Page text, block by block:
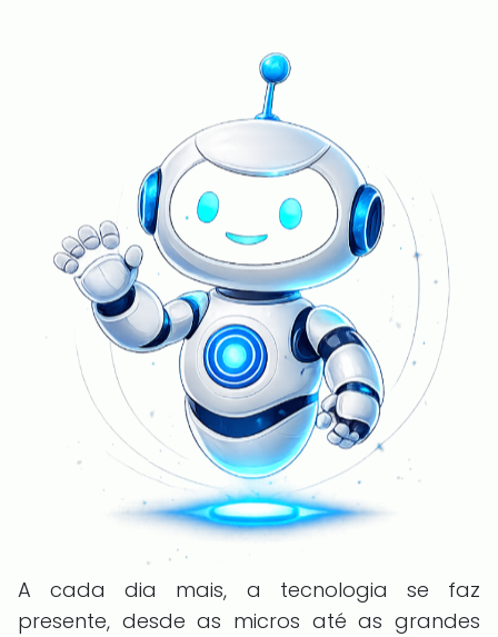
A cada dia mais, a tecnologia se faz
presente, desde as micros até as grandes